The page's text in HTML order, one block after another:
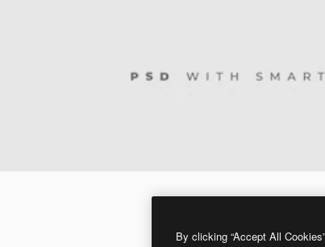
By clicking “Accept All